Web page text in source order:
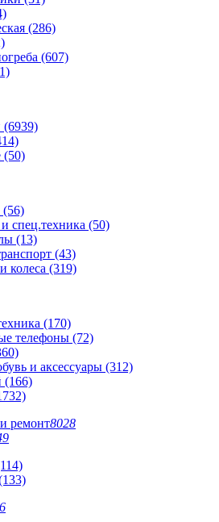
(286)
(607)
(6939)
(50)
(56)
спец.техника (50)
(13)
(43)
колеса (319)
(170)
телефоны (72)
и аксессуары (312)
(166)
ремонт8028